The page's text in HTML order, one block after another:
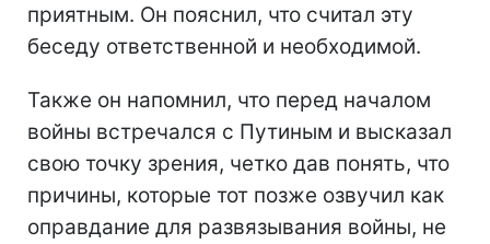
приятным. Он пояснил, что считал эту
беседу ответственной и необходимой.
Также он напомнил, что перед началом
войны встречался с Путиным и высказал
свою точку зрения, четко дав понять, что
причины, которые тот позже озвучил как
оправдание для развязывания войны, не